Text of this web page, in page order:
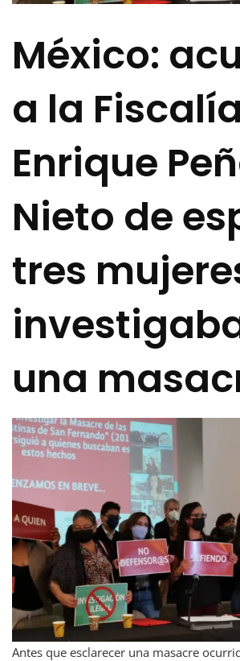
México:
a la
Enrique
Nieto de
tres
una
Antes que esclarecer una masacre